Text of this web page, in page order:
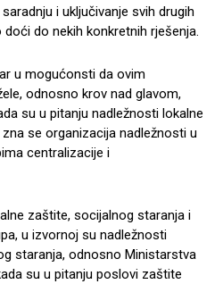
i uključivanje svih drugih
do nekih konkretnih rješenja.
u mogućonsti da ovim
odnosno krov nad glavom,
su u pitanju nadležnosti lokalne
se organizacija nadležnosti u
centralizacije i
zaštite, socijalnog staranja i
u izvornoj su nadležnosti
staranja, odnosno Ministarstva
su u pitanju poslovi zaštite